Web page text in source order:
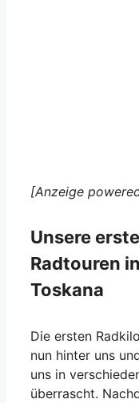
[Anzeige
Unsere
Radtouren
Toskana
Die ersten
nun hinter uns
uns in
überrascht.